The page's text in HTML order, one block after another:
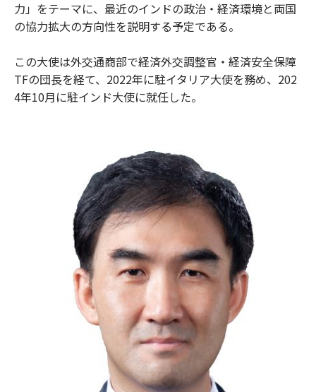
力」をテーマに、最近のインドの政治・経済環境と両国
の協力拡大の方向性を説明する予定である。
この大使は外交通商部で経済外交調整官・経済安全保障
TFの団長を経て、2022年に駐イタリア大使を務め、202
4年10月に駐インド大使に就任した。